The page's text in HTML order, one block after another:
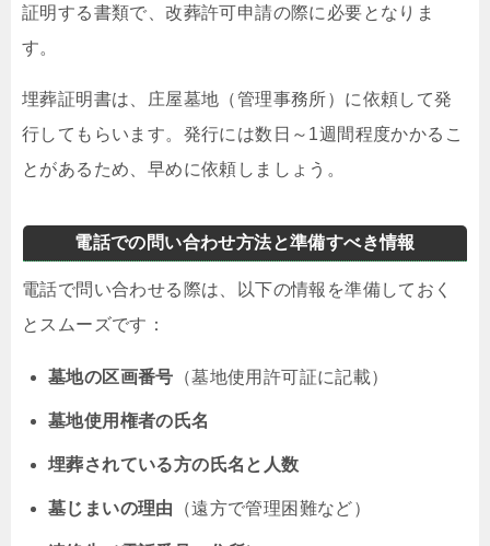
証明する書類で、改葬許可申請の際に必要となりま
す。
埋葬証明書は、庄屋墓地（管理事務所）に依頼して発
行してもらいます。発行には数日～1週間程度かかるこ
とがあるため、早めに依頼しましょう。
電話での問い合わせ方法と準備すべき情報
電話で問い合わせる際は、以下の情報を準備しておく
とスムーズです：
墓地の区画番号 （墓地使用許可証に記載）
墓地使用権者の氏名
埋葬されている方の氏名と人数
墓じまいの理由 （遠方で管理困難など）